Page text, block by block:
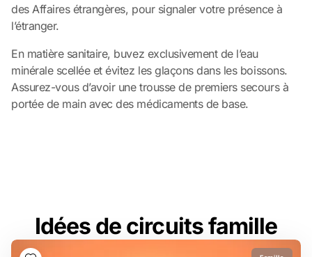
des Affaires étrangères, pour signaler votre présence à
l’étranger.
En matière sanitaire, buvez exclusivement de l’eau
minérale scellée et évitez les glaçons dans les boissons.
Assurez-vous d’avoir une trousse de premiers secours à
portée de main avec des médicaments de base.
Idées de circuits famille